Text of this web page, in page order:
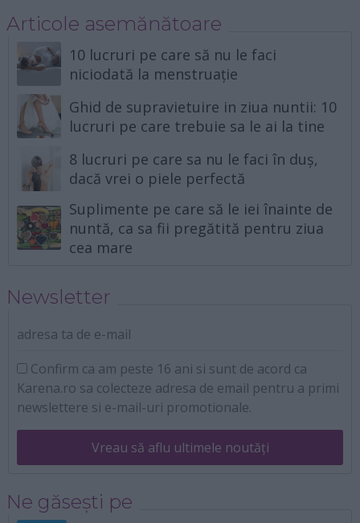
Articole asemănătoare
10 lucruri pe care să nu le faci
niciodată la menstruație
Ghid de supravietuire in ziua nuntii: 10
lucruri pe care trebuie sa le ai la tine
8 lucruri pe care sa nu le faci în duș,
dacă vrei o piele perfectă
Suplimente pe care să le iei înainte de
nuntă, ca sa fii pregătită pentru ziua
cea mare
Newsletter
adresa ta de e-mail
Confirm ca am peste 16 ani si sunt de acord ca
Karena.ro sa colecteze adresa de email pentru a primi
newslettere si e-mail-uri promotionale.
Vreau să aflu ultimele noutăți
Ne găsești pe